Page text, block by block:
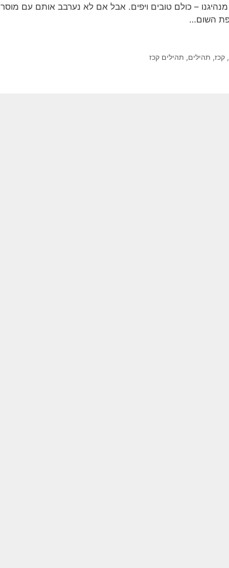
– כולם טובים ויפים. אבל אם לא נערבב אותם עם מוסר
השום…
, קכז, תהילים, תהילים קכז